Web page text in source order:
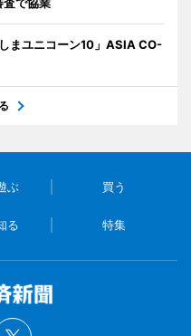
まユニコーン10」ASIA CO-
ぶ 買う
る 特集